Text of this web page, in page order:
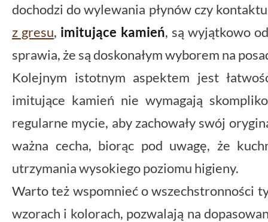
dochodzi do wylewania płynów czy
z gresu, imitujące kamień, są wyjątkowo
sprawia, że są doskonałym wyborem na
Kolejnym istotnym aspektem jest
imitujące kamień nie wymagają
regularne mycie, aby zachowały swój
ważna cecha, biorąc pod uwagę, że
utrzymania wysokiego poziomu higieny.
Warto też wspomnieć o wszechstronności
wzorach i kolorach, pozwalają na